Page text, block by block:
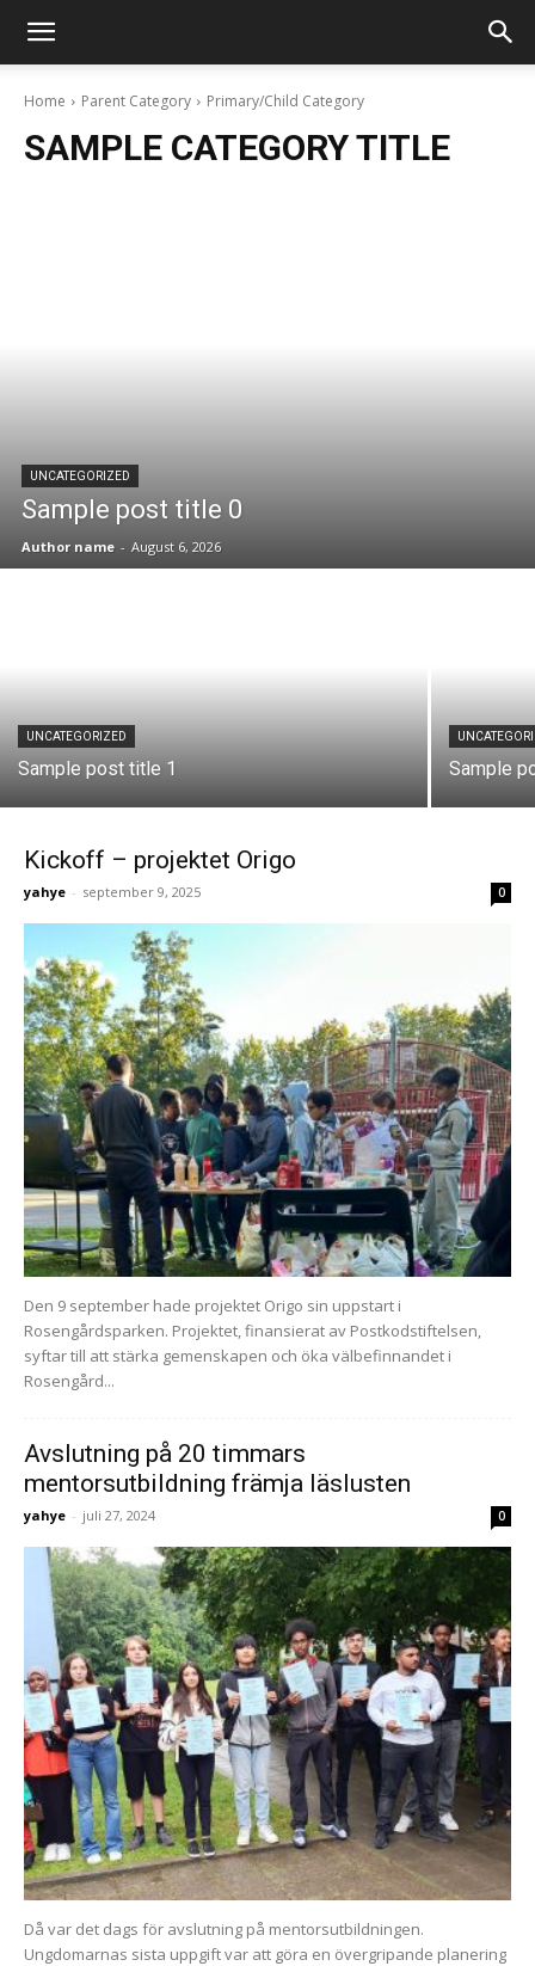
Home Parent Category Primary/Child Category
SAMPLE CATEGORY TITLE
UNCATEGORIZED
Sample post title 0
Author name - August 6, 2026
UNCATEGORIZED
Sample post title 1 Sample
Kickoff – projektet Origo
yahye - september 9, 2025 0
Den 9 september hade projektet Origo sin uppstart i
Rosengårdsparken. Projektet, finansierat av Postkodstiftelsen,
syftar till att stärka gemenskapen och öka välbefinnandet i
Rosengård...
Avslutning på 20 timmars
mentorsutbildning främja läslusten
yahye - juli 27, 2024 0
Då var det dags för avslutning på mentorsutbildningen.
Ungdomarnas sista uppgift var att göra en övergripande planering